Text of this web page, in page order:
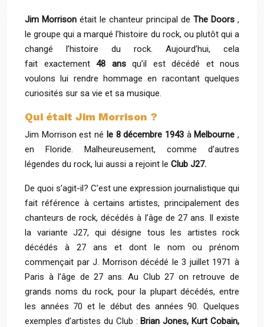
Jim Morrison était le chanteur principal de The Doors ,
le groupe qui a marqué l’histoire du rock, ou plutôt qui a
changé l’histoire du rock. Aujourd’hui, cela
fait exactement 48 ansqu’il est décédé et nous
voulons lui rendre hommage en racontant quelques
curiosités sur sa vie et sa musique.
Qui était Jim Morrison ?
Jim Morrison est né le 8 décembre 1943àMelbourne ,
en Floride. Malheureusement, comme d’autres
légendes du rock, lui aussi a rejoint le Club J27.
De quoi s’agit-il? C’est une expression journalistique qui
fait référence à certains artistes, principalement des
chanteurs de rock, décédés à l’âge de 27 ans. Il existe
la variante J27, qui désigne tous les artistes rock
décédés à 27 ans et dont le nom ou prénom
commençait par J. Morrison décédé le 3 juillet 1971 à
Paris à l’âge de 27 ans. Au Club 27 on retrouve de
grands noms du rock, pour la plupart décédés, entre
les années 70 et le début des années 90. Quelques
exemples d’artistes du Club :Brian Jones, Kurt Cobain,